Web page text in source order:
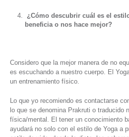
¿Cómo descubrir cuál es el
beneficia o nos hace mejor?
Considero que la mejor manera de no
es escuchando a nuestro cuerpo. El
un entrenamiento físico.
Lo que yo recomiendo es contactarse
lo que se denomina Prakruti o traducido
física/mental. El tener un conocimiento
ayudará no solo con el estilo de Yoga a